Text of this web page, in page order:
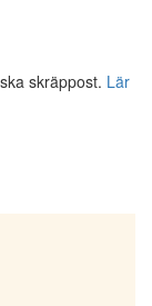
skräppost. Lär